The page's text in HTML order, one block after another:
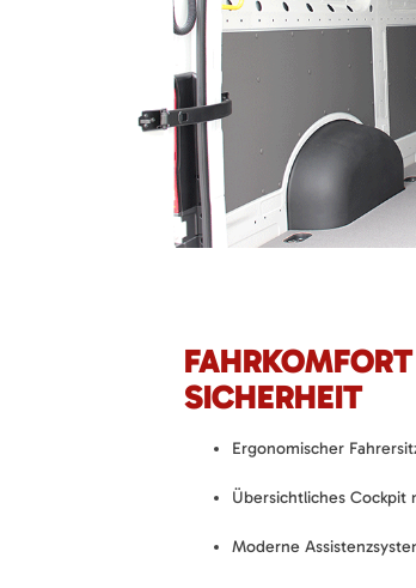
SICHERHEIT
Ergonomischer
Übersichtliches
Moderne